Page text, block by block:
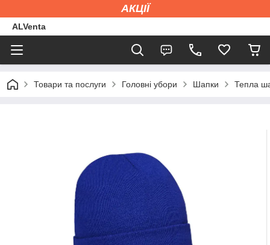
АКЦІЇ
ALVenta
Товари та послуги Головні убори Шапки Тепла